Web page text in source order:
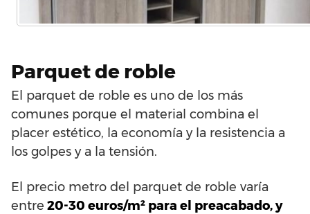
Parquet de roble
El parquet de roble es uno de los más
comunes porque el material combina el
placer estético, la economía y la resistencia a
los golpes y a la tensión.
El precio metro del parquet de roble varía
entre 20-30 euros/m² para el preacabado, y